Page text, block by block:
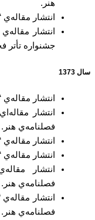
هنر.
انتشار
انتشار
جشنواره تأتر
سال 1373
انتشار
انتشار
فصلنامه‌ي هنر.
انتشار
انتشار
انتشار
فصلنامه‌ي هنر.
انتشار
فصلنامه‌ي هنر.